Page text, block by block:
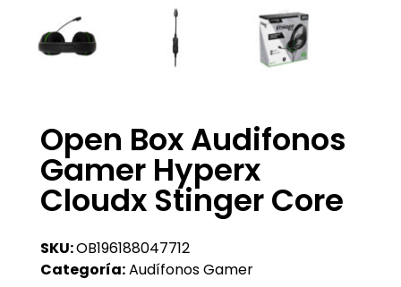
Open Box Audifonos
Gamer Hyperx
Cloudx Stinger Core
SKU:OB196188047712
Categoría:Audífonos Gamer